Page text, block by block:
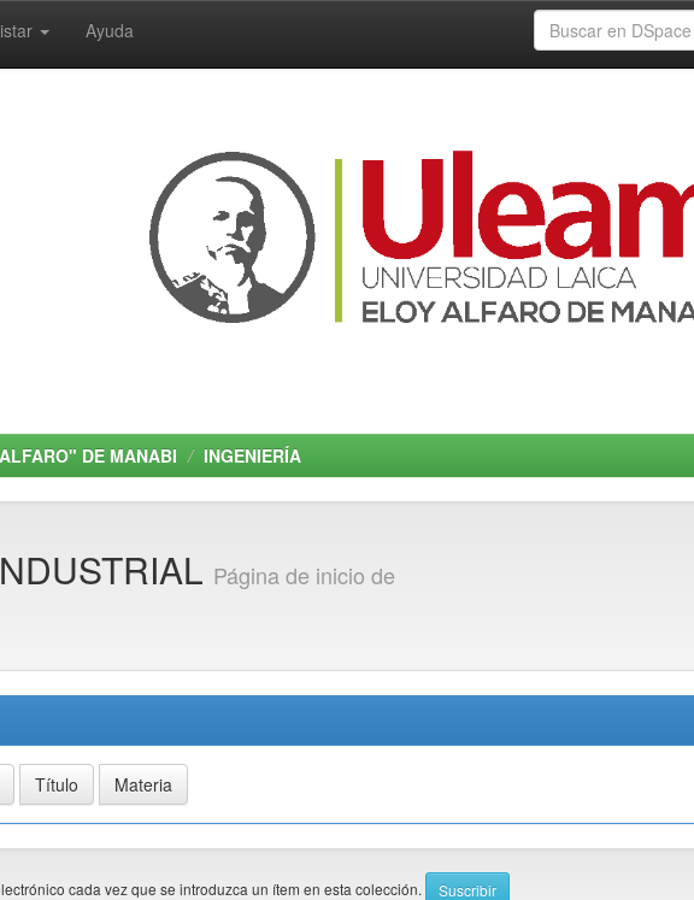
Ayuda
DE MANABI INGENIERÍA
Página de inicio de
cada vez que se introduzca un ítem en esta colección.